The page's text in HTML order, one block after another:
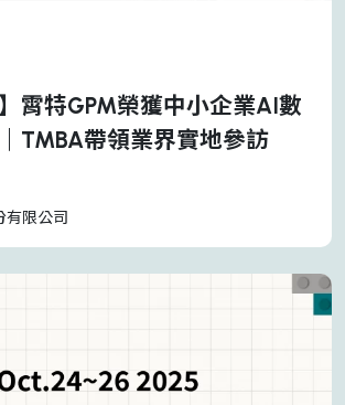
霄特GPM榮獲中小企業AI數
TMBA帶領業界實地參訪
有限公司